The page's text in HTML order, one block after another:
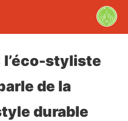
l’éco-styliste
de la
durable